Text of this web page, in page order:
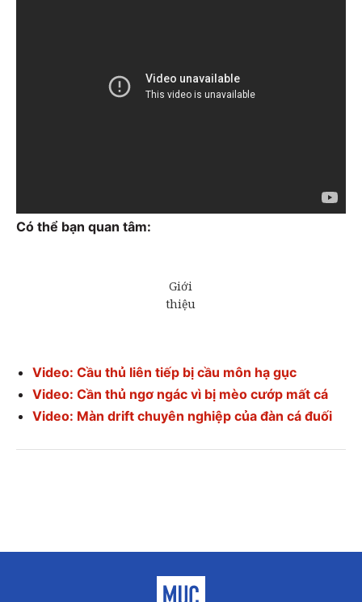
Có thể bạn quan tâm:
Video: Cầu thủ liên tiếp bị cầu môn hạ gục
Video: Cần thủ ngơ ngác vì bị mèo cướp mất cá
Video: Màn drift chuyên nghiệp của đàn cá đuối